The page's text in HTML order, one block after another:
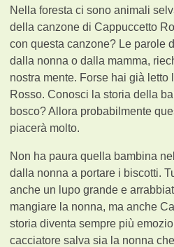
Nella foresta ci sono animali
della canzone di Cappuccetto
con questa canzone? Le parole
dalla nonna o dalla mamma,
nostra mente. Forse hai già letto
Rosso. Conosci la storia della
bosco? Allora probabilmente
piacerà molto.
Non ha paura quella bambina
dalla nonna a portare i biscotti.
anche un lupo grande e
mangiare la nonna, ma anche
storia diventa sempre più
cacciatore salva sia la nonna